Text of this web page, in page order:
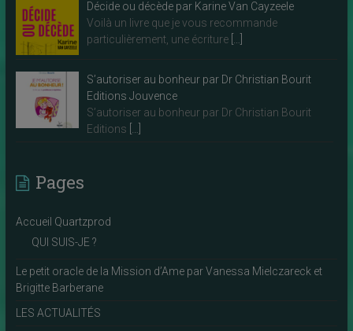
Décide ou décède par Karine Van Cayzeele
Voilà un livre que je vous recommande
particulièrement, une écriture […]
S’autoriser au bonheur par Dr Christian Bourit
Editions Jouvence
S’autoriser au bonheur par Dr Christian Bourit
Editions […]
Pages
Accueil Quartzprod
QUI SUIS-JE ?
Le petit oracle de la Mission d’Ame par Vanessa Mielczareck et
Brigitte Barberane
LES ACTUALITÉS